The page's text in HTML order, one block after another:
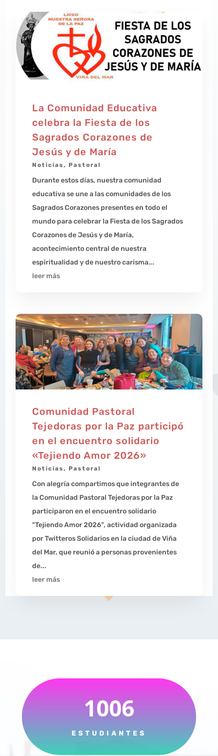
La Comunidad Educativa
celebra la Fiesta de los
Sagrados Corazones de
Jesús y de María
Noticias, Pastoral
Durante estos días, nuestra comunidad
educativa se une a las comunidades de los
Sagrados Corazones presentes en todo el
mundo para celebrar la Fiesta de los Sagrados
Corazones de Jesús y de María,
acontecimiento central de nuestra
espiritualidad y de nuestro carisma...
leer más
Comunidad Pastoral
Tejedoras por la Paz participó
en el encuentro solidario
«Tejiendo Amor 2026»
Noticias, Pastoral
Con alegría compartimos que integrantes de
la Comunidad Pastoral Tejedoras por la Paz
participaron en el encuentro solidario
"Tejiendo Amor 2026", actividad organizada
por Twitteros Solidarios en la ciudad de Viña
del Mar, que reunió a personas provenientes
de...
leer más
1006
ESTUDIANTES